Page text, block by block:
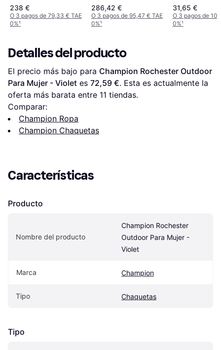
238 €
O 3 pagos de 79,33 € TAE
0%¹
286,42 €
O 3 pagos de 95,47 € TAE
0%¹
Jacket - Beige
31,65 €
O 3 pagos de
0%¹
Detalles del producto
El precio más bajo para Champion Rochester Outdoor
Para Mujer - Violet es 72,59 €. Esta es actualmente la
oferta más barata entre 11 tiendas.
Comparar:
Champion Ropa
Champion Chaquetas
Características
Producto
Nombre del producto
Champion Rochester
Outdoor Para Mujer -
Violet
Marca Champion
Tipo Chaquetas
Tipo